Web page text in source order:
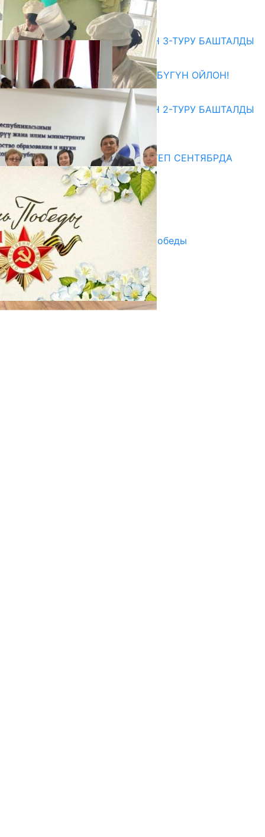
07.08.2026
Абитуриент
ЖОЖДОРГО КАБЫЛ АЛУУНУН 3-ТУРУ БАШТАЛДЫ
27.07.2026
ӨЗҮҢДҮН КЕЛЕЧЕГИҢ ҮЧҮН БҮГҮН ОЙЛОН!
20.07.2026
ЖОЖДОРГО КАБЫЛ АЛУУНУН 2-ТУРУ БАШТАЛДЫ
20.07.2026
Медиа
СУЗАКТА 750 ОРУНДУУ МЕКТЕП СЕНТЯБРДА
ПАЙДАЛАНУУГА БЕРИЛЕТ
07.08.2025
Улуу Жеңиштин жандуу сөзү
29.04.2025
Награды в преддверии Дня Победы
29.04.2025